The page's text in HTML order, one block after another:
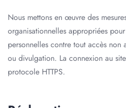
Nous mettons en œuvre des
organisationnelles appropriées
personnelles contre tout accès non
ou divulgation. La connexion au
protocole HTTPS.